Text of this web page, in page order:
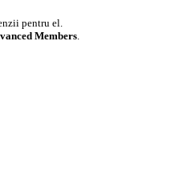
pentru el.
Members